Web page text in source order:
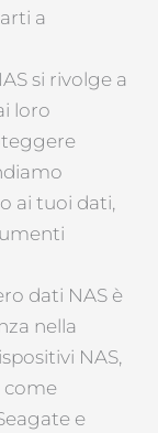
a
si rivolge a
loro
ai tuoi dati,
dati NAS è
nella
NAS,
come
e